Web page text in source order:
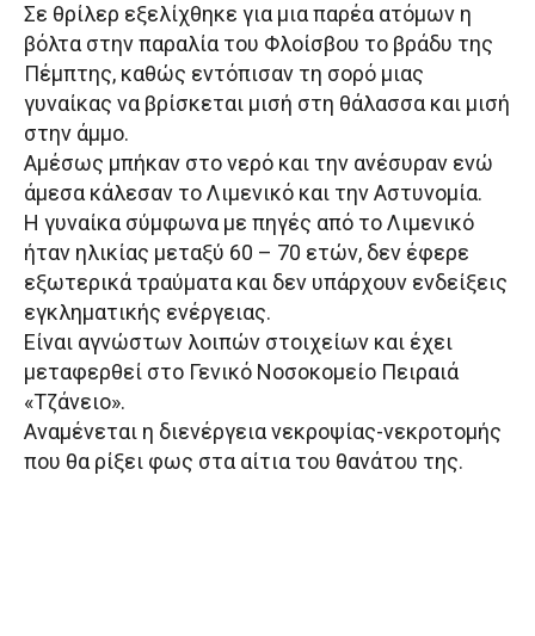
Σε θρίλερ εξελίχθηκε για μια παρέα ατόμων η
βόλτα στην παραλία του Φλοίσβου το βράδυ της
Πέμπτης, καθώς εντόπισαν τη σορό μιας
γυναίκας να βρίσκεται μισή στη θάλασσα και μισή
στην άμμο.
Αμέσως μπήκαν στο νερό και την ανέσυραν ενώ
άμεσα κάλεσαν το Λιμενικό και την Αστυνομία.
Η γυναίκα σύμφωνα με πηγές από το Λιμενικό
ήταν ηλικίας μεταξύ 60 – 70 ετών, δεν έφερε
εξωτερικά τραύματα και δεν υπάρχουν ενδείξεις
εγκληματικής ενέργειας.
Είναι αγνώστων λοιπών στοιχείων και έχει
μεταφερθεί στο Γενικό Νοσοκομείο Πειραιά
«Τζάνειο».
Αναμένεται η διενέργεια νεκροψίας-νεκροτομής
που θα ρίξει φως στα αίτια του θανάτου της.